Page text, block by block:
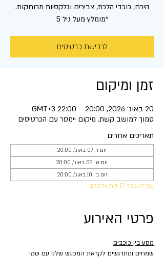
*מומלץ מעל גיל 5
לרכישת כרטיסים
זמן ומיקום
20 באוג׳ 2026, 20:00 – 22:00 GMT‎+3‎
סמוך למושב קשת. מיקום יימסר עם הכרטיסים
תאריכים אחרים
יום ו׳, 07 באוג׳, 20:00
יום א׳, 09 באוג׳, 20:00
יום ב׳, 10 באוג׳, 20:00
צפייה בכל 17 התאריכים
פרטי האירוע
מסע בין כוכבים
שמחים ומתרגשים לקראת המפגש שלנו עם שמי